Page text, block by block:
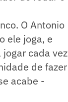
O Antonio
ele joga, e
cada vez
de fazer
acabe -